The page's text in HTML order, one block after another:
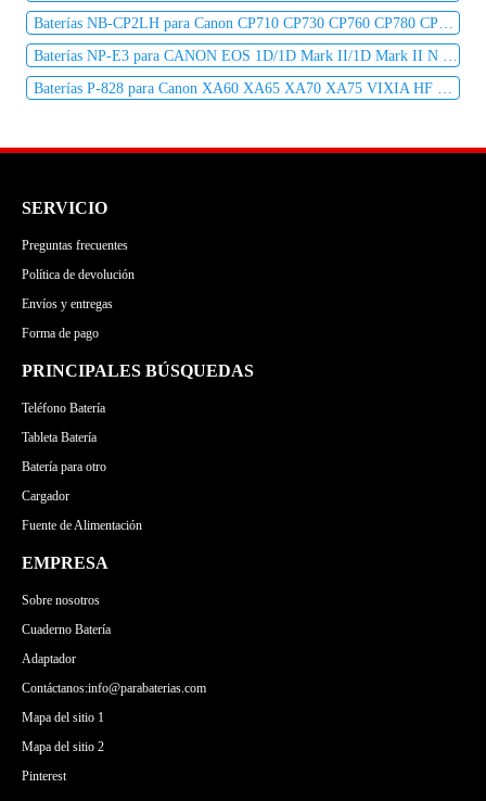
Baterías NB-CP2LH para Canon CP710 CP730 CP760 CP780 CP790 CP800
Baterías NP-E3 para CANON EOS 1D/1D Mark II/1D Mark II N EOS 1DS/1DS Mark II
Baterías P-828 para Canon XA60 XA65 XA70 XA75 VIXIA HF G70
SERVICIO
Preguntas frecuentes
Política de devolución
Envíos y entregas
Forma de pago
PRINCIPALES BÚSQUEDAS
Teléfono Batería
Tableta Batería
Batería para otro
Cargador
Fuente de Alimentación
EMPRESA
Sobre nosotros
Cuaderno Batería
Adaptador
Contáctanos:info@parabaterias.com
Mapa del sitio 1
Mapa del sitio 2
Pinterest